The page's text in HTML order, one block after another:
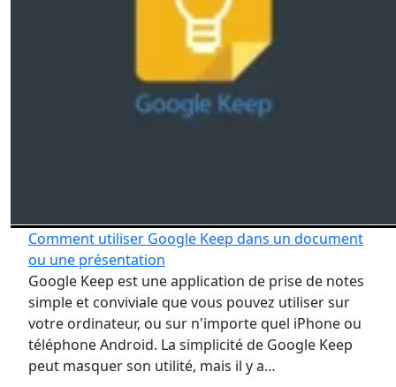
Comment utiliser Google Keep dans un document
ou une présentation
Google Keep est une application de prise de notes
simple et conviviale que vous pouvez utiliser sur
votre ordinateur, ou sur n'importe quel iPhone ou
téléphone Android. La simplicité de Google Keep
peut masquer son utilité, mais il y a…